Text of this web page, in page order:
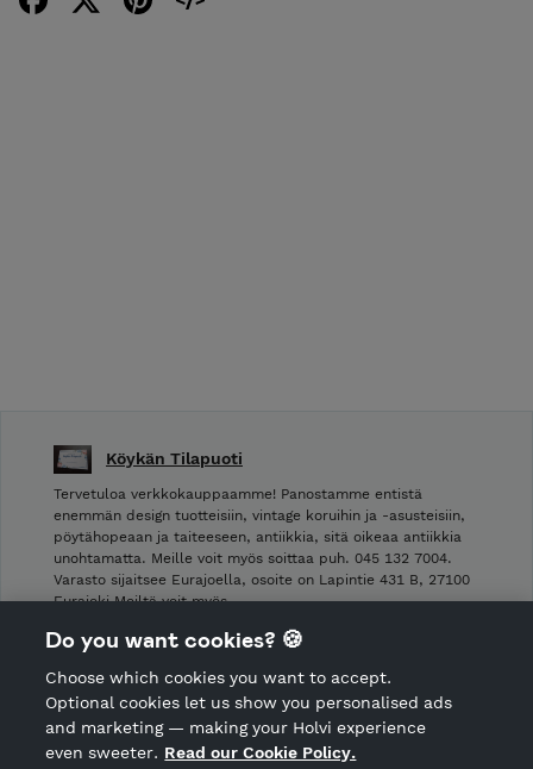
Köykän Tilapuoti
Tervetuloa verkkokauppaamme! Panostamme entistä
enemmän design tuotteisiin, vintage koruihin ja -asusteisiin,
pöytähopeaan ja taiteeseen, antiikkia, sitä oikeaa antiikkia
unohtamatta. Meille voit myös soittaa puh. 045 132 7004.
Varasto sijaitsee Eurajoella, osoite on Lapintie 431 B, 27100
Eurajoki Meiltä voit myös …
Shop Terms and Conditions
CANCEL ORDER
Do you want cookies? 🍪
Choose which cookies you want to accept.
Optional cookies let us show you personalised ads
and marketing — making your Holvi experience
even sweeter. Read our Cookie Policy.